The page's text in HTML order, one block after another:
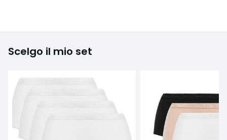
Scelgo il mio set